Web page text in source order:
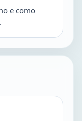
e como